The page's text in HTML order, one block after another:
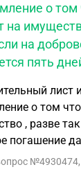
о том
на
на
пять
лист
о том
, разве
погашение